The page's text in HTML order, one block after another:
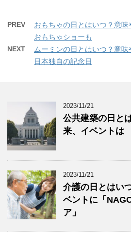
PREV
おもちゃの日とはいつ？意
おもちゃショーも
NEXT
ムーミンの日とはいつ？意
日本独自の記念日
2023/11/21
公共建築の日と
来、イベントは
2023/11/21
介護の日とはい
ベントに「
ア」